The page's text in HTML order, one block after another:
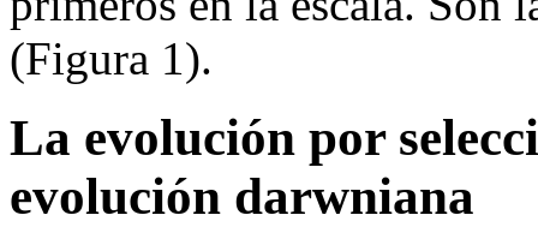
(Figura 1).
La evolución por
evolución darwniana